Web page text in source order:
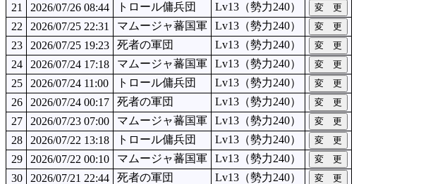
21
2026/07/26 08:44 トロール傭兵団
Lv13（勢力240）
22
2026/07/25 22:31 マムージャ蕃国軍
Lv13（勢力240）
23
2026/07/25 19:23 死者の軍団
Lv13（勢力240）
24
2026/07/24 17:18 マムージャ蕃国軍
Lv13（勢力240）
25
2026/07/24 11:00 トロール傭兵団
Lv13（勢力240）
26
2026/07/24 00:17 死者の軍団
Lv13（勢力240）
27
2026/07/23 07:00 マムージャ蕃国軍
Lv13（勢力240）
28
2026/07/22 13:18 トロール傭兵団
Lv13（勢力240）
29
2026/07/22 00:10 マムージャ蕃国軍
Lv13（勢力240）
30
2026/07/21 22:44 死者の軍団 Lv13（勢力240）